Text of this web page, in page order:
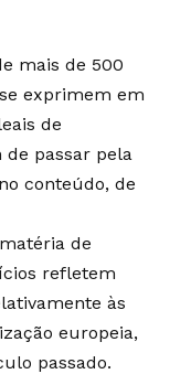
mais de 500
exprimem em
de
passar pela
conteúdo, de
de
refletem
às
europeia,
passado.